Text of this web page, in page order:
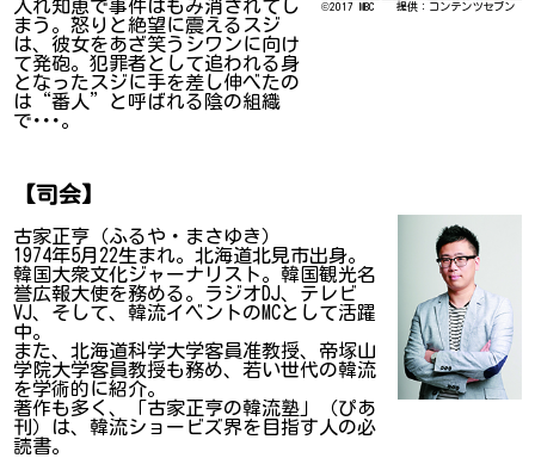
入れ知恵で事件はもみ消されてし
まう。怒りと絶望に震えるスジ
は、彼女をあざ笑うシワンに向け
て発砲。犯罪者として追われる身
となったスジに手を差し伸べたの
は“番人”と呼ばれる陰の組織
で･･･。
©2017 MBC 提供：コンテンツセブン
【司会】
古家正亨（ふるや・まさゆき）
1974年5月22生まれ。北海道北見市出身。
韓国大衆文化ジャーナリスト。韓国観光名
誉広報大使を務める。ラジオDJ、テレビ
VJ、そして、韓流イベントのMCとして活躍
中。
また、北海道科学大学客員准教授、帝塚山
学院大学客員教授も務め、若い世代の韓流
を学術的に紹介。
著作も多く、「古家正亨の韓流塾」（ぴあ
刊）は、韓流ショービズ界を目指す人の必
読書。